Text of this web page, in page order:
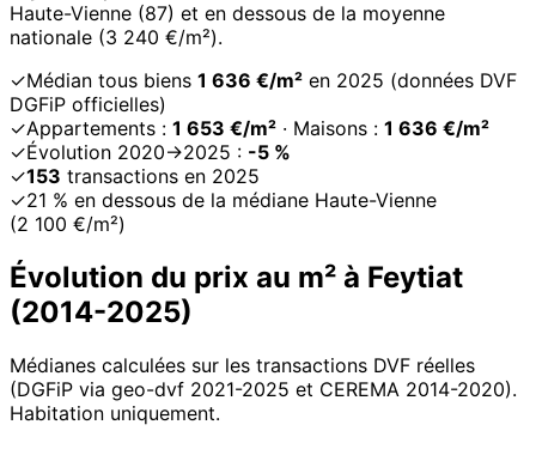
Haute-Vienne (87) et en dessous de la moyenne
nationale (3 240 €/m²).
✓Médian tous biens 1 636 €/m² en 2025 (données DVF
DGFiP officielles)
✓Appartements : 1 653 €/m² · Maisons : 1 636 €/m²
✓Évolution 2020→2025 : -5 %
✓153 transactions en 2025
✓21 % en dessous de la médiane Haute-Vienne
(2 100 €/m²)
Évolution du prix au m² à Feytiat
(2014-2025)
Médianes calculées sur les transactions DVF réelles
(DGFiP via geo-dvf 2021-2025 et CEREMA 2014-2020).
Habitation uniquement.